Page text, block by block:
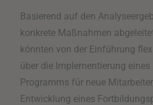
Basierend auf den
konkrete Maßnahmen
könnten von der Einführung
über die Implementierung
Programms für neue
Entwicklung eines